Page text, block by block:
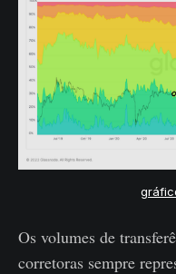
Os volumes de
corretoras sempre